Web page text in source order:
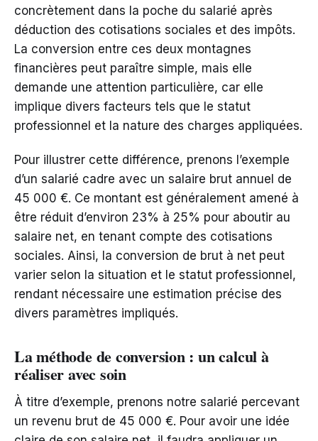
concrètement dans la poche du salarié après
déduction des cotisations sociales et des impôts.
La conversion entre ces deux montagnes
financières peut paraître simple, mais elle
demande une attention particulière, car elle
implique divers facteurs tels que le statut
professionnel et la nature des charges appliquées.
Pour illustrer cette différence, prenons l’exemple
d’un salarié cadre avec un salaire brut annuel de
45 000 €. Ce montant est généralement amené à
être réduit d’environ 23% à 25% pour aboutir au
salaire net, en tenant compte des cotisations
sociales. Ainsi, la conversion de brut à net peut
varier selon la situation et le statut professionnel,
rendant nécessaire une estimation précise des
divers paramètres impliqués.
La méthode de conversion : un calcul à
réaliser avec soin
À titre d’exemple, prenons notre salarié percevant
un revenu brut de 45 000 €. Pour avoir une idée